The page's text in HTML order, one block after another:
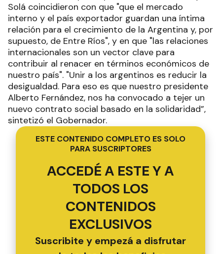
Solá coincidieron con que "que el mercado
interno y el país exportador guardan una íntima
relación para el crecimiento de la Argentina y, por
supuesto, de Entre Ríos", y en que "las relaciones
internacionales son un vector clave para
contribuir al renacer en términos económicos de
nuestro país". "Unir a los argentinos es reducir la
desigualdad. Para eso es que nuestro presidente
Alberto Fernández, nos ha convocado a tejer un
nuevo contrato social basado en la solidaridad”,
sintetizó el Gobernador.
ESTE CONTENIDO COMPLETO ES SOLO
PARA SUSCRIPTORES
ACCEDÉ A ESTE Y A
TODOS LOS
CONTENIDOS
EXCLUSIVOS
Suscribite y empezá a disfrutar